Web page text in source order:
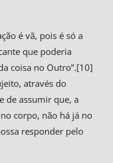
é vã, pois é só a
que poderia
coisa no Outro”.[10]
através do
de assumir que, a
corpo, não há já no
responder pelo